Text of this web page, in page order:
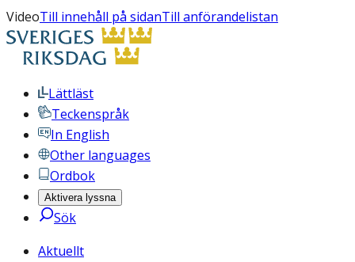
VideoTill innehåll på sidanTill anförandelistan
Lättläst
Teckenspråk
In English
Other languages
Ordbok
Aktivera lyssna
Sök
Aktuellt